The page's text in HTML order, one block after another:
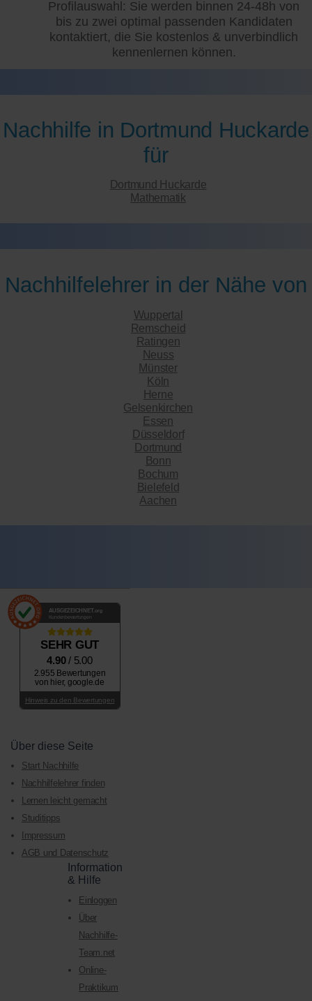
Profilauswahl: Sie werden binnen 24-48h von
bis zu zwei optimal passenden Kandidaten
kontaktiert, die Sie kostenlos & unverbindlich
kennenlernen können.
Nachhilfe in Dortmund Huckarde
für
Dortmund Huckarde
Mathematik
Nachhilfelehrer in der Nähe von
Wuppertal
Remscheid
Ratingen
Neuss
Münster
Köln
Herne
Gelsenkirchen
Essen
Düsseldorf
Dortmund
Bonn
Bochum
Bielefeld
Aachen
AUSGEZEICHNET.org
Kundenbewertungen
SEHR GUT
4.90/ 5.00
2.955 Bewertungen
von hier, google.de
Hinweis zu den Bewertungen
Über diese Seite
Start Nachhilfe
Nachhilfelehrer finden
Lernen leicht gemacht
Studitipps
Impressum
AGB und Datenschutz
Information
& Hilfe
Einloggen
Über
Nachhilfe-
Team.net
Online-
Praktikum